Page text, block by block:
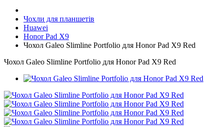
Чохли для планшетів
Huawei
Honor Pad X9
Чохол Galeo Slimline Portfolio для Honor Pad X9 Red
Чохол Galeo Slimline Portfolio для Honor Pad X9 Red